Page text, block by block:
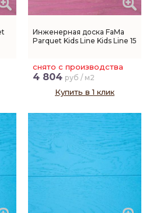
Инженерная доска FaMa
Parquet Kids Line Kids Line 15
снято с производства
4 804 руб / м2
Купить в 1 клик